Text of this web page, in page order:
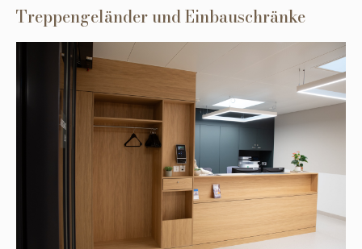
Treppengeländer und Einbauschränke